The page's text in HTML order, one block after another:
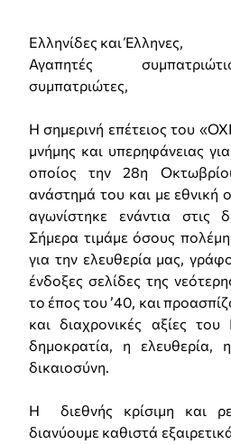
Ελληνίδες και Έλληνες,
Αγαπητές
συμπατριώτες,
Η σημερινή επέτειος του
μνήμης και υπερηφάνειας
οποίος την 28η
ανάστημά του και με εθνική
αγωνίστηκε ενάντια στις
Σήμερα τιμάμε όσους
για την ελευθερία μας,
ένδοξες σελίδες της
το έπος του ’40, και
και διαχρονικές αξίες
δημοκρατία, η ελευθερία,
δικαιοσύνη.
Η διεθνής κρίσιμη και
διανύουμε καθιστά